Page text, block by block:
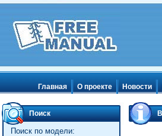
Главная О проекте Новости
Поиск
Поиск по модели: